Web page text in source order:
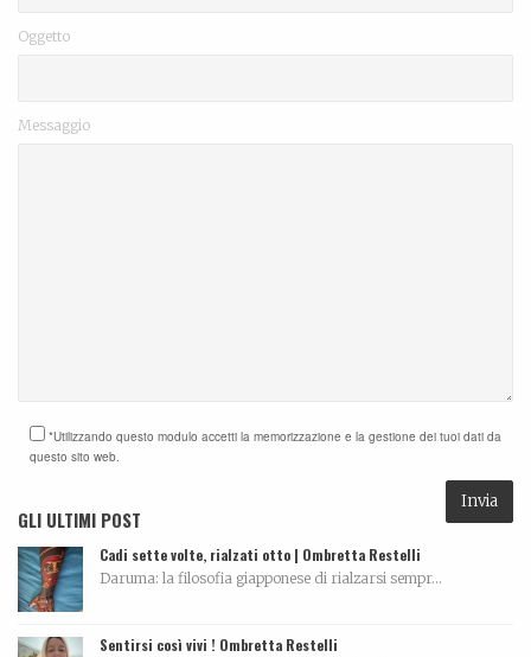
Oggetto
Messaggio
*Utilizzando questo modulo accetti la memorizzazione e la gestione dei tuoi dati da
questo sito web.
GLI ULTIMI POST
Cadi sette volte, rialzati otto | Ombretta Restelli
Daruma: la filosofia giapponese di rialzarsi sempr...
Sentirsi così vivi ! Ombretta Restelli